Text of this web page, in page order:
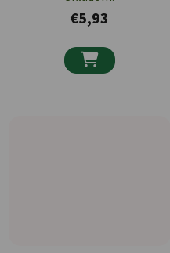
€5,93
